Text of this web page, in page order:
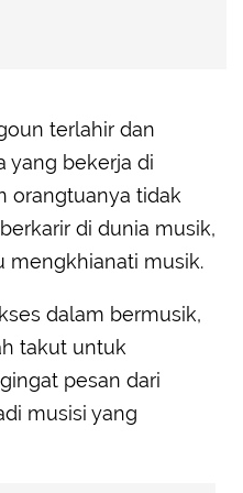
terlahir dan
yang bekerja di
orangtuanya tidak
di dunia musik,
mengkhianati musik.
dalam bermusik,
takut untuk
pesan dari
musisi yang